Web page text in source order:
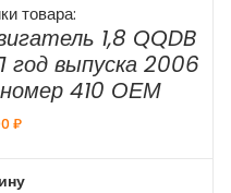
товара:
1,8 QQDB
год выпуска 2006
410 ОЕМ
₽